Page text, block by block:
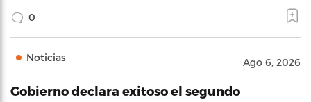
0
Noticias Ago 6, 2026
Gobierno declara exitoso el segundo